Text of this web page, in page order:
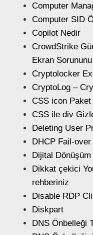
Computer
Computer SID
Copilot Nedir
CrowdStrike
Ekran
Cryptolocker
CryptoLog –
CSS icon Paket
CSS ile div
Deleting User
DHCP Fail-
Dijital
Dikkat çekici
rehberiniz
Disable RDP
Diskpart
DNS Önbelleği